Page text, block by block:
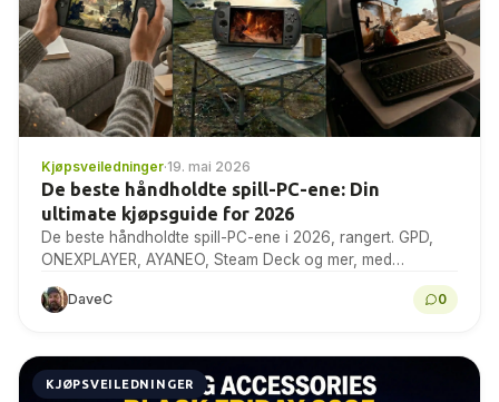
Kjøpsveiledninger·19. mai 2026
De beste håndholdte spill-PC-ene: Din
ultimate kjøpsguide for 2026
De beste håndholdte spill-PC-ene i 2026, rangert. GPD,
ONEXPLAYER, AYANEO, Steam Deck og mer, med
DaveC 0
KJØPSVEILEDNINGER